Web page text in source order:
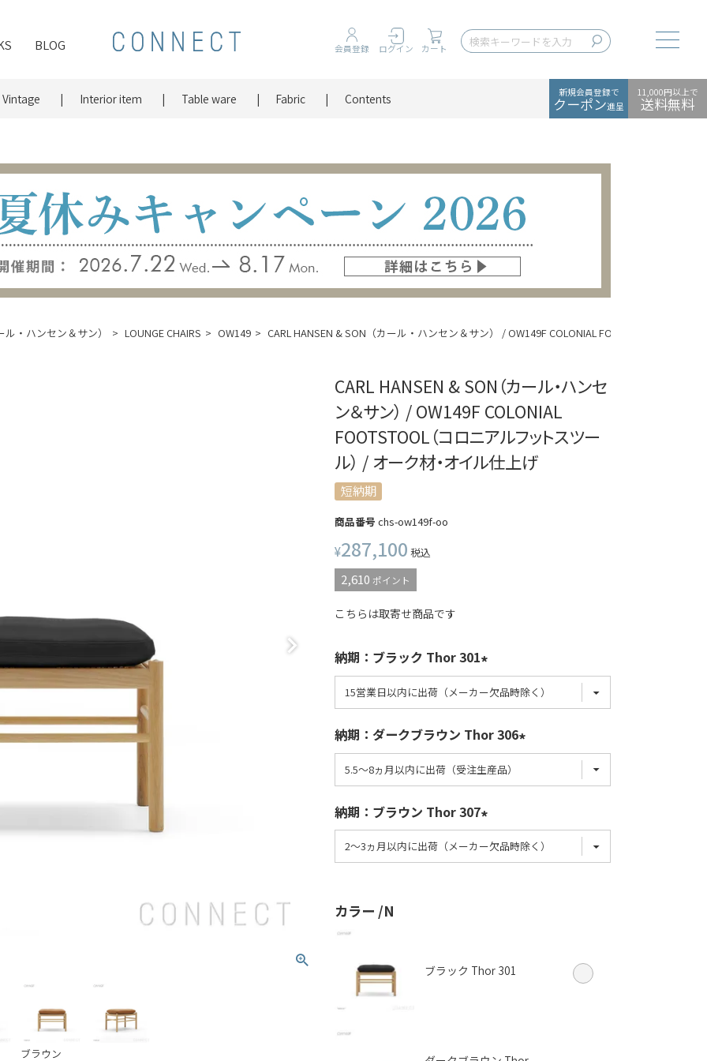
BLOG 会員登録 ログイン カート
Vintage Interior item Table ware Fabric Contents 新規会員登録で
クーポン進呈
11,000円以上で
送料無料
ル・ハンセン＆サン） LOUNGE CHAIRS OW149 CARL HANSEN & SON（カール・ハンセン＆サン） / OW149F COLONIAL FOOTSTOOL（コロ
CARL HANSEN & SON（カール・ハンセ
ン＆サン） / OW149F COLONIAL
FOOTSTOOL（コロニアルフットスツー
ル） / オーク材・オイル仕上げ
ブラウン
短納期
商品番号 chs-ow149f-oo
¥287,100 税込
2,610 ポイント
こちらは取寄せ商品です
納期：ブラック Thor 301
納期：ダークブラウン Thor 306
納期：ブラウン Thor 307
カラー N
ブラック Thor 301